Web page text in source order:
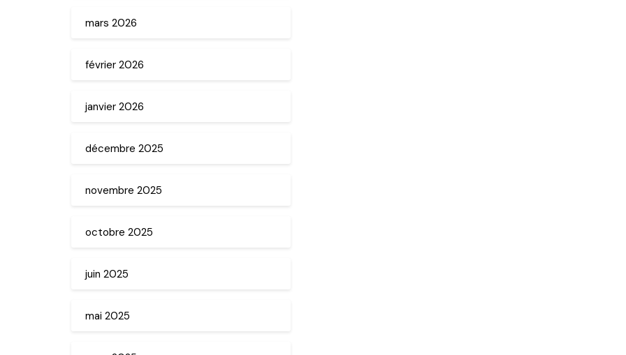
mars 2026
février 2026
janvier 2026
décembre 2025
novembre 2025
octobre 2025
juin 2025
mai 2025